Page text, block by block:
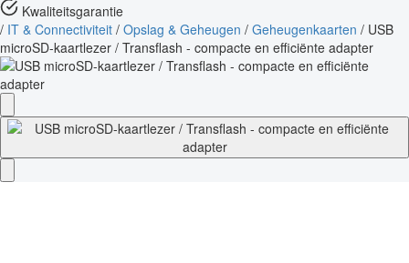
Kwaliteitsgarantie
/ IT & Connectiviteit / Opslag & Geheugen / Geheugenkaarten / USB
microSD-kaartlezer / Transflash - compacte en efficiënte adapter